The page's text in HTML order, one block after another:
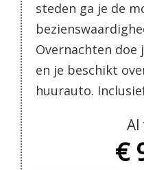
steden ga je de
Overnachten doe
en je beschikt
huurauto.
Al
€